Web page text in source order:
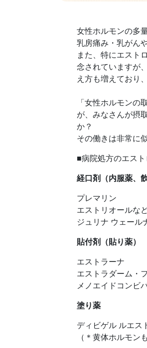
女性ホルモンの多
乳房痛み・乳がん
また、特にエスト
念されていますが
え方も増えており
「女性ホルモンの
が、みなさんが摂
か？
その働きは非常に
■病院処方のエス
経口剤（内服薬、
プレマリン
エストリオールな
ジュリナ ウェール
貼付剤（貼り薬）
エストラーナ
エストラダーム・
メノエイドコンビ
塗り薬
ディビゲル ルエス
（＊黄体ホルモン